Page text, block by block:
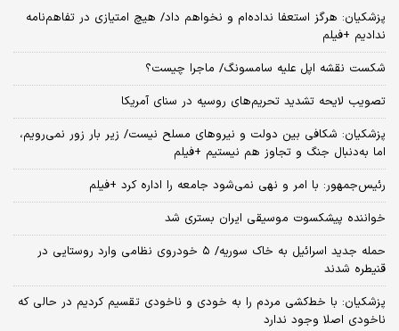
پزشکیان: هرگز استعفا نداده‌ام و نخواهم داد/ هیچ امتیازی در تفاهم‌نامه
ندادیم +فیلم
شکست نقشه اپل علیه سامسونگ/ ماجرا چیست؟
تصویب لایحه تشدید تحریم‌های روسیه در سنای آمریکا
پزشکیان: شکافی بین دولت و نیروهای مسلح نیست/ زیر بار زور نمی‌رویم،
اما به‌دنبال جنگ و تجاوز هم نیستیم +فیلم
رئیس‌جمهور: با امر و نهی نمی‌شود جامعه را اداره کرد +فیلم
خواننده پیشکسوت موسیقی ایران بستری شد
حمله جدید اسرائیل به خاک سوریه/ ۵ خودروی نظامی وارد روستایی در
قنیطره شدند
پزشکیان: با خط‌کشی مردم را به خودی و ناخودی تقسیم کردیم در حالی که
ناخودی اصلا وجود ندارد